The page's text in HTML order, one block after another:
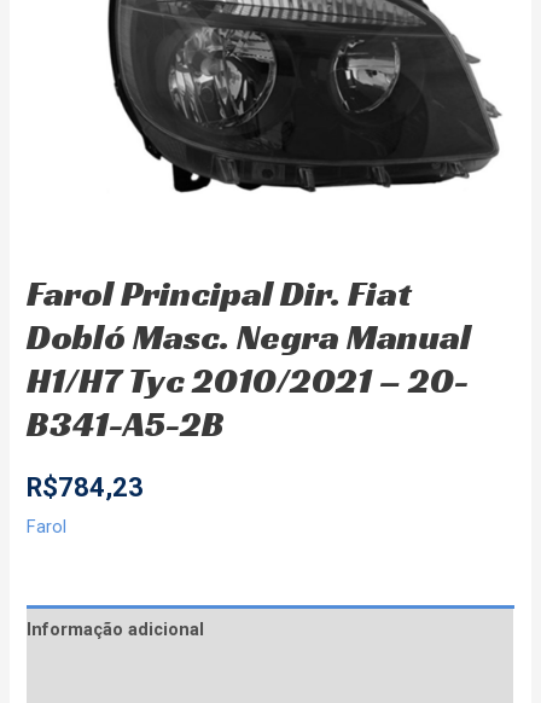
Farol Principal Dir. Fiat
Dobló Masc. Negra Manual
H1/H7 Tyc 2010/2021 – 20-
B341-A5-2B
R$784,23
Farol
Informação adicional